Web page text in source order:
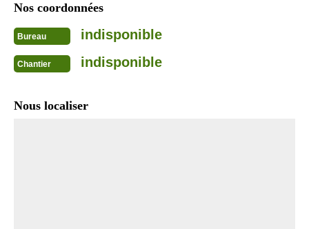
Nos coordonnées
Bureau indisponible
Chantier indisponible
Nous localiser